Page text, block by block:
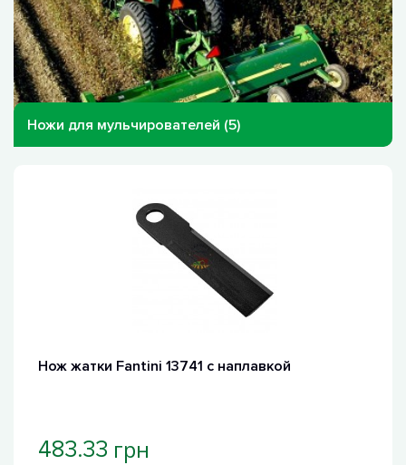
Ножи для мульчирователей (5)
Нож жатки Fantini 13741 с наплавкой
483.33 грн